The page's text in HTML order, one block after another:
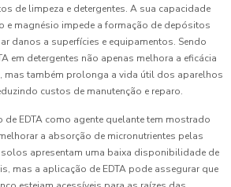
de limpeza e detergentes. A sua capacidade
e magnésio impede a formação de depósitos
danos a superfícies e equipamentos. Sendo
em detergentes não apenas melhora a eficácia
mas também prolonga a vida útil dos aparelhos
custos de manutenção e reparo.
EDTA como agente quelante tem mostrado
a absorção de micronutrientes pelas
apresentam uma baixa disponibilidade de
mas a aplicação de EDTA pode assegurar que